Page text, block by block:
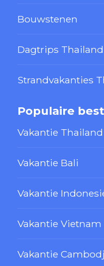
Bouwstenen
Dagtrips Thailand
Strandvakanties
Populaire
Vakantie Thailand
Vakantie Bali
Vakantie
Vakantie Vietnam
Vakantie